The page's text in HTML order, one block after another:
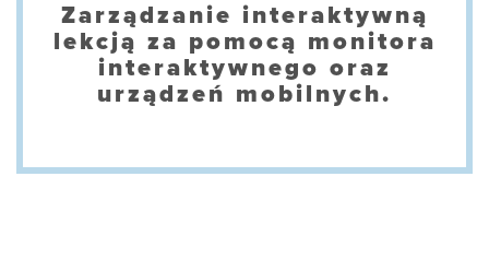
Zarządzanie interaktywną
lekcją za pomocą monitora
interaktywnego oraz
urządzeń mobilnych.